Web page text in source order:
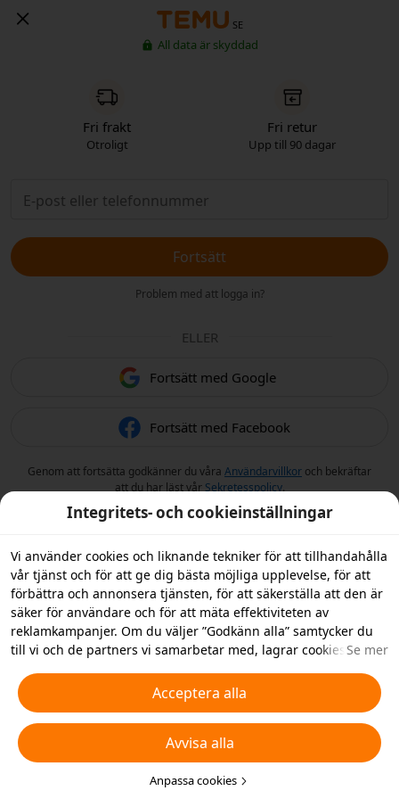
SE
All data är skyddad
Fri frakt
Otroligt
Fri retur
Upp till 90 dagar
Fortsätt
Problem med att logga in?
ELLER
Fortsätt med Google
Fortsätt med Facebook
Genom att fortsätta godkänner du våra Användarvillkor och bekräftar
att du har läst vår Sekretesspolicy.
Integritets- och cookieinställningar
Vi använder cookies och liknande tekniker för att tillhandahålla
vår tjänst och för att ge dig bästa möjliga upplevelse, för att
förbättra och annonsera tjänsten, för att säkerställa att den är
säker för användare och för att mäta effektiviteten av
reklamkampanjer. Om du väljer ”Godkänn alla” samtycker du
till vi och de partners vi samarbetar med, lagrar cookies och
”Avvisa alla” icke-nödvändiga cookies och du kan välja vilka
typer av cookies du vill acceptera eller inaktivera genom att
klicka på ”Anpassa cookies” nedan, eller när som helst ändra
detta i dina sekretessinställningar. Vi samlar inte in cookies för
spårningsändamål i iOS-appen. För mer information, se vår
cookies och liknande tekniker.
Se mer
Acceptera alla
Avvisa alla
Anpassa cookies